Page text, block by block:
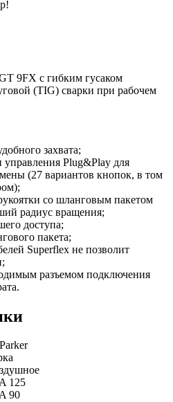
9FX с гибким гусаком
(TIG) сварки при рабочем
захвата;
Plug&Play для
(27 вариантов кнопок, в том
со шланговым пакетом
радиус вращения;
доступа;
пакета;
Superflex не позволит
разъемом подключения
Parker
125
90